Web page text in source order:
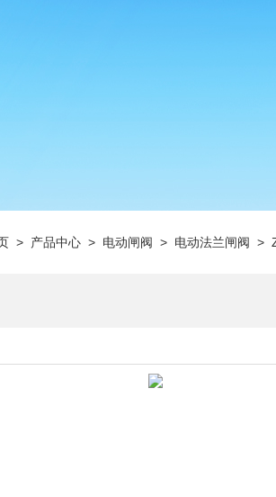
> 产品中心 > 电动闸阀 > 电动法兰闸阀 >